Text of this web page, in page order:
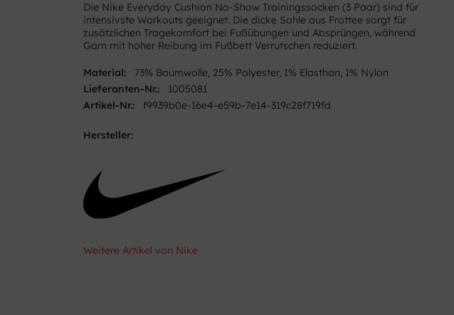
Die Nike Everyday Cushion No-Show Trainingssocken (3 Paar) sind für
intensivste Workouts geeignet. Die dicke Sohle aus Frottee sorgt für
zusätzlichen Tragekomfort bei Fußübungen und Absprüngen, während
Garn mit hoher Reibung im Fußbett Verrutschen reduziert.
Material:
73% Baumwolle, 25% Polyester, 1% Elasthan, 1% Nylon
Lieferanten-Nr.:
1005081
Artikel-Nr.:
f9939b0e-16e4-e59b-7e14-319c28f719fd
Hersteller:
Weitere Artikel von Nike